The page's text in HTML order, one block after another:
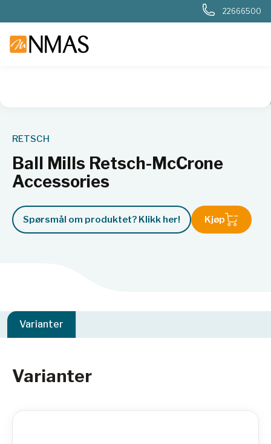
22666500
RETSCH
Ball Mills Retsch-McCrone
Accessories
Spørsmål om produktet? Klikk her! Kjøp
Varianter
Varianter